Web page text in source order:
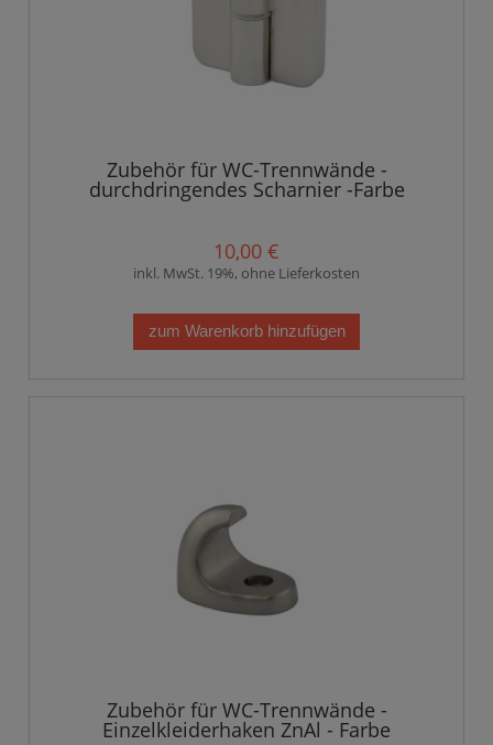
Zubehör für WC-Trennwände -
durchdringendes Scharnier -Farbe
rostfreier Stahl - ZnAl
10,00 €
inkl. MwSt. 19%, ohne Lieferkosten
zum Warenkorb hinzufügen
Zubehör für WC-Trennwände -
Einzelkleiderhaken ZnAl - Farbe